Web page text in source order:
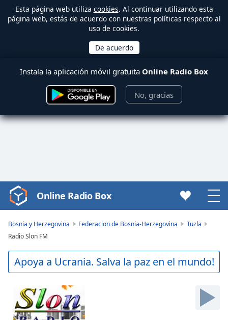
Esta página web utiliza cookies. Al continuar utilizando esta
página web, estás de acuerdo con nuestras políticas respecto al
uso de cookies.
Instala la aplicación móvil gratuita Online Radio Box
No, gracias
Video
Player
loading.
Video
Play
Skip
Forward
Mute
Online Radio Box
Bosnia y Herzegovina Federacion de Bosnia-Herzegovina
Tuzla
Radio Slon FM
Apoya a Ucrania. Salva la paz en el mundo!